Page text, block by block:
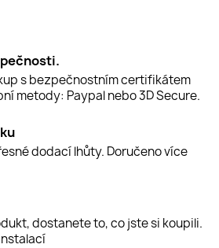
s bezpečnostním certifikátem
metody: Paypal nebo 3D Secure.
dodací lhůty. Doručeno více
dostanete to, co jste si koupili.